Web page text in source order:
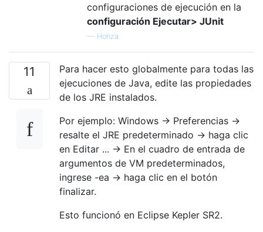
configuraciones de ejecución en la
configuración Ejecutar> JUnit
— Honza
11
Para hacer esto globalmente para todas las
ejecuciones de Java, edite las propiedades
de los JRE instalados.
Por ejemplo: Windows -> Preferencias ->
resalte el JRE predeterminado -> haga clic
en Editar ... -> En el cuadro de entrada de
argumentos de VM predeterminados,
ingrese -ea -> haga clic en el botón
finalizar.
Esto funcionó en Eclipse Kepler SR2.